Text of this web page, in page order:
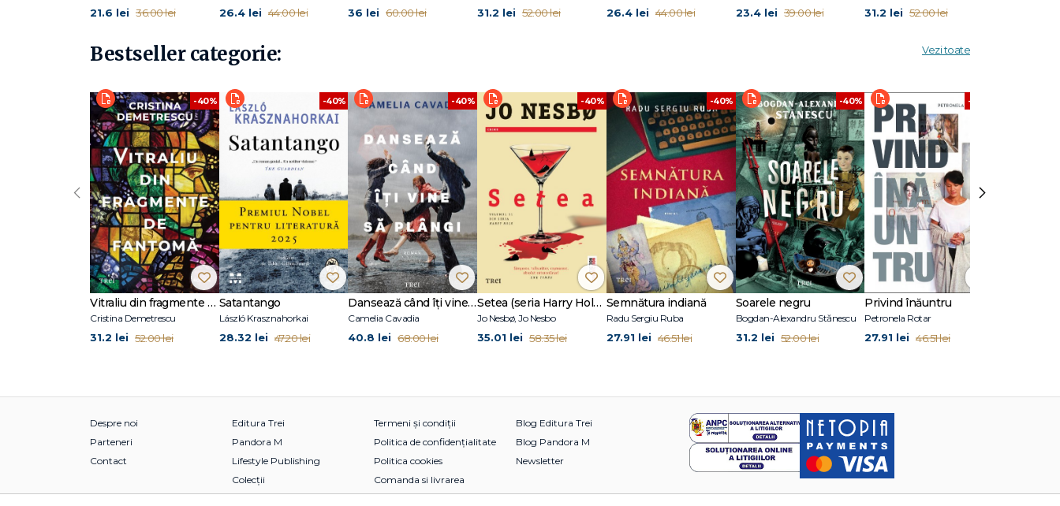
21.6 lei 36.00 lei 26.4 lei 44.00 lei 36 lei 60.00 lei 31.2 lei 52.00 lei 26.4 lei 44.00 lei 23.4 lei 39.00 lei 31.2 lei 52.00 lei
Bestseller categorie: Vezi toate
-40%
Vitraliu din fragmente de fantomă
Cristina Demetrescu
31.2 lei 52.00 lei
-40%
Satantango
László Krasznahorkai
28.32 lei 47.20 lei
-40%
Dansează când îți vine să plângi
Camelia Cavadia
40.8 lei 68.00 lei
-40%
Setea (seria Harry Hole, vol. 11)
Jo Nesbø, Jo Nesbo
35.01 lei 58.35 lei
-40%
Semnătura indiană
Radu Sergiu Ruba
27.91 lei 46.51 lei
-40%
Soarele negru
Bogdan-Alexandru Stănescu
31.2 lei 52.00 lei
-40%
Privind înăuntru
Petronela Rotar
27.91 lei 46.51 lei
‹ ›
Despre noi
Parteneri
Contact
Editura Trei
Pandora M
Lifestyle Publishing
Colecții
Termeni și condiții
Politica de confidențialitate
Politica cookies
Comanda si livrarea
Blog Editura Trei
Blog Pandora M
Newsletter